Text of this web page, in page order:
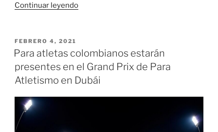
Continuar leyendo«Marzo
en
Colombia»
PUBLICADO
EL
FEBRERO 4, 2021
Para atletas colombianos estarán
presentes en el Grand Prix de Para
Atletismo en Dubái